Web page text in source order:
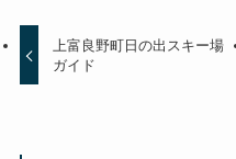
上富良野町日の出スキー場
ガイド